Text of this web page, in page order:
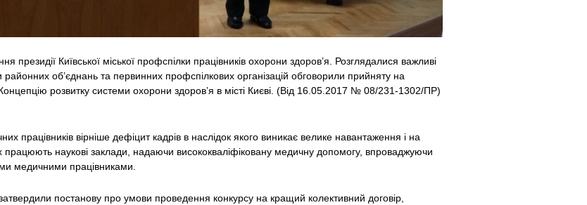
президії Київської міської профспілки працівників охорони здоров’я. Розглядалися важливі
об’єднань та первинних профспілкових організацій обговорили прийняту на
розвитку системи охорони здоров’я в місті Києві. (Від 16.05.2017 № 08/231-1302/ПР)
працівників вірніше дефіцит кадрів в наслідок якого виникає велике навантаження і на
працюють наукові заклади, надаючи висококваліфіковану медичну допомогу, впроваджуючи
медичними працівниками.
постанову про умови проведення конкурсу на кращий колективний договір,